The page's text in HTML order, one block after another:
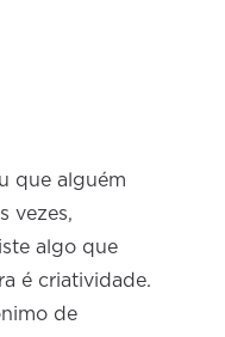
que alguém
vezes,
algo que
é criatividade.
de